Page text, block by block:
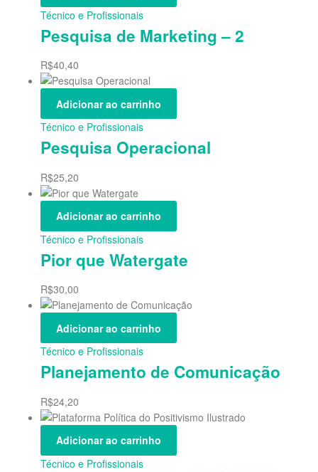
Técnico e Profissionais
Pesquisa de Marketing – 2
R$40,40
Adicionar ao carrinho
Técnico e Profissionais
Pesquisa Operacional
R$25,20
Adicionar ao carrinho
Técnico e Profissionais
Pior que Watergate
R$30,00
Adicionar ao carrinho
Técnico e Profissionais
Planejamento de Comunicação
R$24,20
Adicionar ao carrinho
Técnico e Profissionais